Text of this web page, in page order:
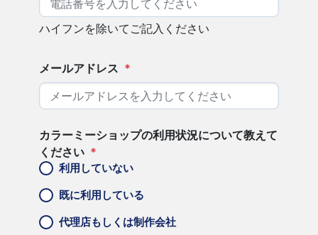
ハイフンを除いてご記入ください
メールアドレス *
カラーミーショップの利用状況について教えて
ください *
利用していない
既に利用している
代理店もしくは制作会社